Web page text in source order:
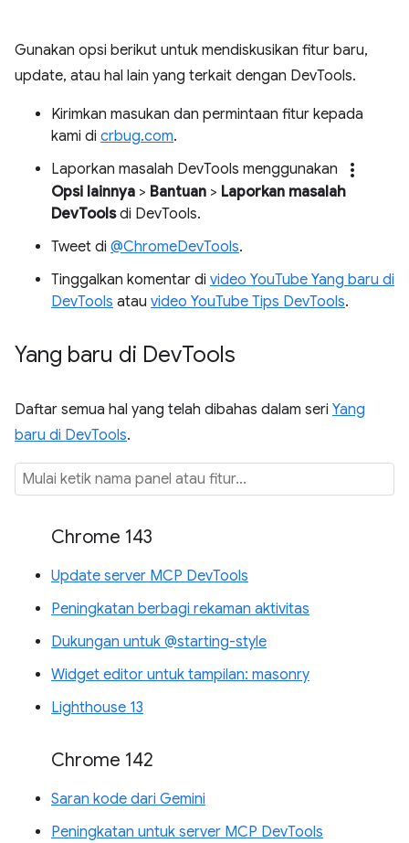
Gunakan opsi berikut untuk mendiskusikan fitur baru,
update, atau hal lain yang terkait dengan DevTools.
Kirimkan masukan dan permintaan fitur kepada
kami di crbug.com.
Laporkan masalah DevTools menggunakan
more_vert
Opsi lainnya > Bantuan > Laporkan masalah
DevToolsdi DevTools.
Tweet di @ChromeDevTools.
Tinggalkan komentar di video YouTube Yang baru di
DevTools atau video YouTube Tips DevTools.
Yang baru di DevTools
Daftar semua hal yang telah dibahas dalam seri Yang
baru di DevTools.
Chrome 143
Update server MCP DevTools
Peningkatan berbagi rekaman aktivitas
Dukungan untuk @starting-style
Widget editor untuk tampilan: masonry
Lighthouse 13
Chrome 142
Saran kode dari Gemini
Peningkatan untuk server MCP DevTools